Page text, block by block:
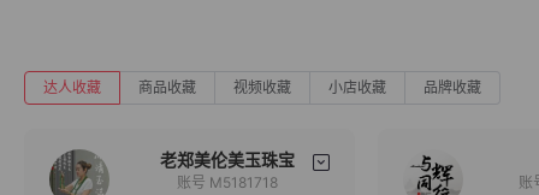
达人收藏 商品收藏 视频收藏 小店收藏 品牌收藏
老郑美伦美玉珠宝
账号 M5181718